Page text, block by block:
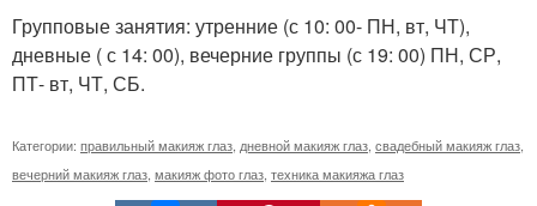
Групповые занятия: утренние (с 10: 00- ПН, вт, ЧТ),
дневные ( с 14: 00), вечерние группы (с 19: 00) ПН, СР,
ПТ- вт, ЧТ, СБ.
Категории: правильный макияж глаз дневной макияж глаз свадебный макияж глаз
вечерний макияж глаз макияж фото глаз техника макияжа глаз